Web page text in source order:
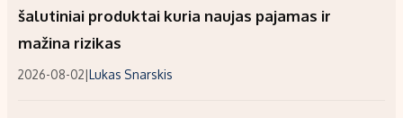
šalutiniai produktai kuria naujas pajamas ir
mažina rizikas
2026-08-02|Lukas Snarskis